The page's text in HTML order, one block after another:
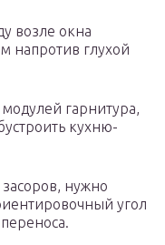
возле окна
напротив глухой
гарнитура,
кухню-
нужно
угол